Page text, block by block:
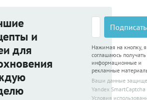
и
для
Нажимая на кнопку, я
соглашаюсь получать
информационные и
рекламные
Ваши данные
Yandex SmartCaptcha
Условия